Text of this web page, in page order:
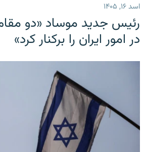
اسد ۱۶, ۱۴۰۵
رئیس جدید موساد «دو
در امور ایران را برکنار کرد»